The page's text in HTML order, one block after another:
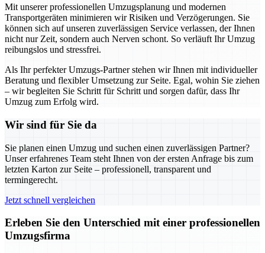
Mit unserer professionellen Umzugsplanung und modernen
Transportgeräten minimieren wir Risiken und Verzögerungen. Sie
können sich auf unseren zuverlässigen Service verlassen, der Ihnen
nicht nur Zeit, sondern auch Nerven schont. So verläuft Ihr Umzug
reibungslos und stressfrei.
Als Ihr perfekter Umzugs-Partner stehen wir Ihnen mit individueller
Beratung und flexibler Umsetzung zur Seite. Egal, wohin Sie ziehen
– wir begleiten Sie Schritt für Schritt und sorgen dafür, dass Ihr
Umzug zum Erfolg wird.
Wir sind für Sie da
Sie planen einen Umzug und suchen einen zuverlässigen Partner?
Unser erfahrenes Team steht Ihnen von der ersten Anfrage bis zum
letzten Karton zur Seite – professionell, transparent und
termingerecht.
Jetzt schnell vergleichen
Erleben Sie den Unterschied mit einer professionellen
Umzugsfirma